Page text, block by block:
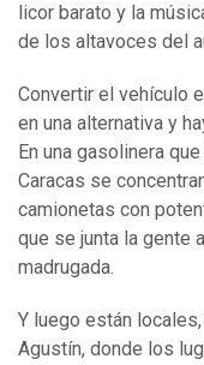
licor barato y la
de los altavoces del
Convertir el vehículo
en una alternativa y
En una gasolinera
Caracas se
camionetas con
que se junta la gente
madrugada.
Y luego están
Agustín, donde los